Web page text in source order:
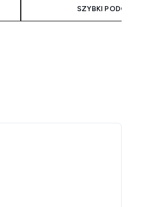
SZYBKI PODGLĄD